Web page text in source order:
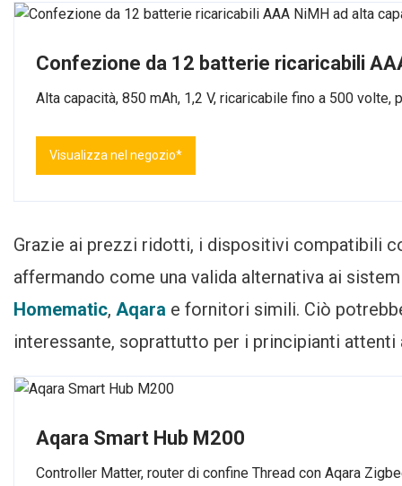
Confezione da 12 batterie ricaricabili
Alta capacità, 850 mAh, 1,2 V, ricaricabile fino a 500 volte,
Visualizza nel negozio*
Grazie ai prezzi ridotti, i dispositivi compatibili
affermando come una valida alternativa ai
Homematic, Aqara e fornitori simili. Ciò
interessante, soprattutto per i principianti attenti
Aqara Smart Hub M200
Controller Matter, router di confine Thread con Aqara